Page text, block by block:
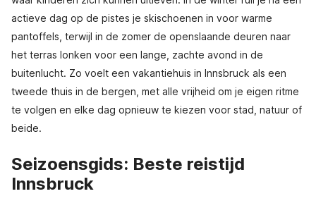
actieve dag op de pistes je skischoenen in voor warme
pantoffels, terwijl in de zomer de openslaande deuren naar
het terras lonken voor een lange, zachte avond in de
buitenlucht. Zo voelt een vakantiehuis in Innsbruck als een
tweede thuis in de bergen, met alle vrijheid om je eigen ritme
te volgen en elke dag opnieuw te kiezen voor stad, natuur of
beide.
Seizoensgids: Beste reistijd
Innsbruck